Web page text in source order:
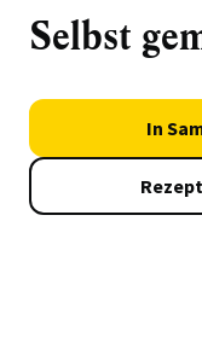
Selbst
In